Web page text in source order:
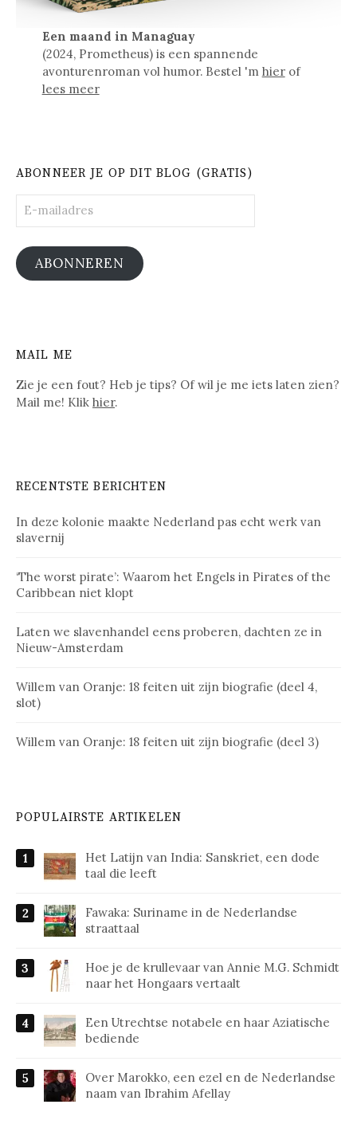
Een maand in Managuay
(2024, Prometheus) is een spannende
avonturenroman vol humor. Bestel 'm hierof
lees meer
ABONNEER JE OP DIT BLOG (GRATIS)
mailadres
ABONNEREN
MAIL ME
Zie je een fout? Heb je tips? Of wil je me iets laten zien?
Mail me! Klik hier.
RECENTSTE BERICHTEN
In deze kolonie maakte Nederland pas echt werk van
slavernij
‘The worst pirate’: Waarom het Engels in Pirates of the
Caribbean niet klopt
Laten we slavenhandel eens proberen, dachten ze in
Nieuw-Amsterdam
Willem van Oranje: 18 feiten uit zijn biografie (deel 4,
slot)
Willem van Oranje: 18 feiten uit zijn biografie (deel 3)
POPULAIRSTE ARTIKELEN
Het Latijn van India: Sanskriet, een dode
taal die leeft
Fawaka: Suriname in de Nederlandse
straattaal
Hoe je de krullevaar van Annie M.G. Schmidt
naar het Hongaars vertaalt
Een Utrechtse notabele en haar Aziatische
bediende
Over Marokko, een ezel en de Nederlandse
naam van Ibrahim Afellay